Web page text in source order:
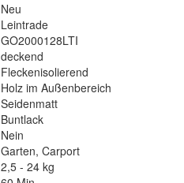
Neu
Leintrade
GO2000128LTI
deckend
Fleckenisolierend
Holz im Außenbereich
Seidenmatt
Buntlack
Nein
Garten, Carport
2,5 - 24 kg